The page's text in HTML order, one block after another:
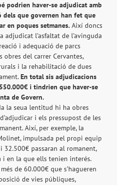
podrien haver-se adjudicat amb
dels que governen han fet que
en poques setmanes. Així doncs
adjudicat l’asfaltat de l’avinguda
i adequació de parcs
obres del carrer Cervantes,
i la rehabilitació de dues
En total sis adjudicacions
i tindrien que haver-se
de Govern.
la seua lentitud hi ha obres
i els pressupost de les
Així, per exemple, la
impulsada pel propi equip
32.500€ passaran al romanent,
en la que ells tenien interés.
de 60.000€ que s’hagueren
de vies públiques,